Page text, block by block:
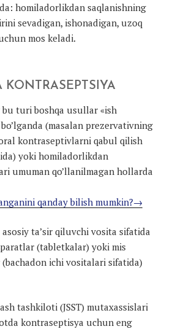
homiladorlikdan saqlanishning
sevadigan, ishonadigan, uzoq
mos keladi.
KONTRASEPTSIYA
turi boshqa usullar «ish
(masalan prezervativning
kontraseptivlarni qabul qilish
yoki homiladorlikdan
umuman qo’llanilmagan hollarda
qanday bilish mumkin?→
ta’sir qiluvchi vosita sifatida
(tabletkalar) yoki mis
ichi vositalari sifatida)
tashkiloti (JSST) mutaxassislari
kontraseptisya uchun eng